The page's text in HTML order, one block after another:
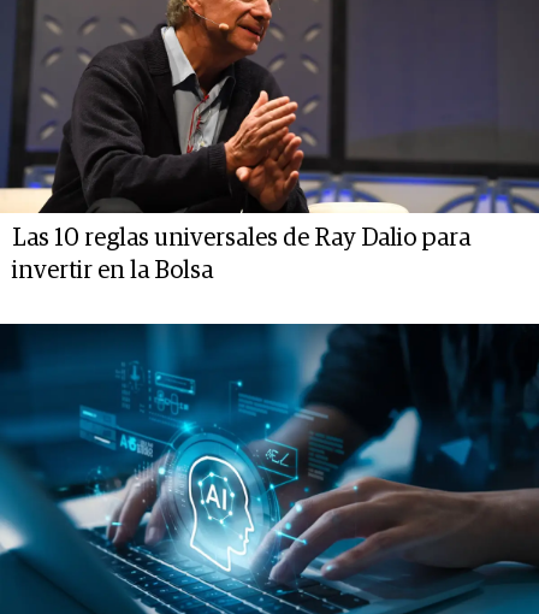
Las 10 reglas universales de Ray Dalio para
invertir en la Bolsa